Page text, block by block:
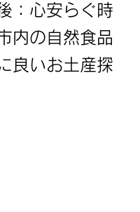
：心安らぐ時
内の自然食品
良いお土産探